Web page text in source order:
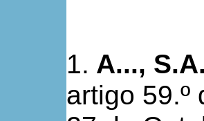
1. A...,
artigo 59.º